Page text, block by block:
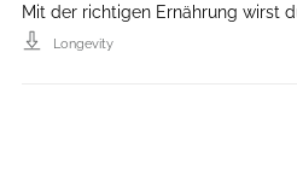
Mit der richtigen Ernährung wirst
Longevity